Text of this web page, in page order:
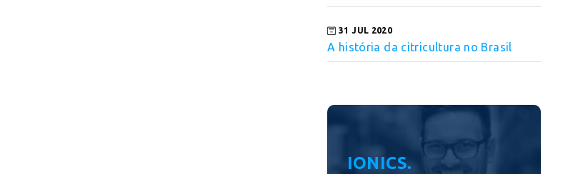
31 JUL 2020
A história da citricultura no Brasil
IONICS.